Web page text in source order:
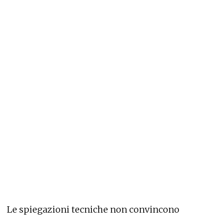
Le spiegazioni tecniche non convincono